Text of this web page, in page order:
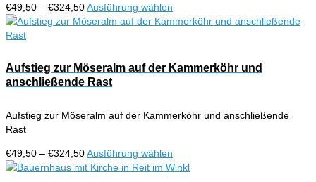
können
auf
gewählt
€49,50 – €324,50Preisspanne:
€49,50
Ausführung wählen
Produkt
Varianten
auf.
können
Produktseite
gewählt
Aufstieg zur Möseralm auf der Kammerköhr und
anschließende Rast
Aufstieg zur Möseralm auf der Kammerköhr und anschließende
Rast
€49,50 – €324,50Preisspanne:
€49,50
Ausführung wählen
Produkt